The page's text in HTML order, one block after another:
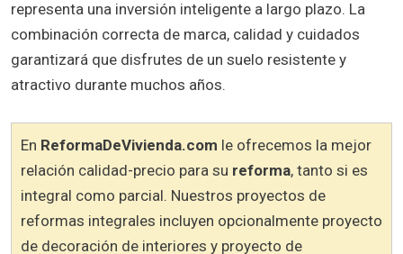
representa una inversión inteligente a largo plazo. La
combinación correcta de marca, calidad y cuidados
garantizará que disfrutes de un suelo resistente y
atractivo durante muchos años.
En ReformaDeVivienda.com le ofrecemos la mejor
relación calidad-precio para su reforma, tanto si es
integral como parcial. Nuestros proyectos de
reformas integrales incluyen opcionalmente proyecto
de decoración de interiores y proyecto de